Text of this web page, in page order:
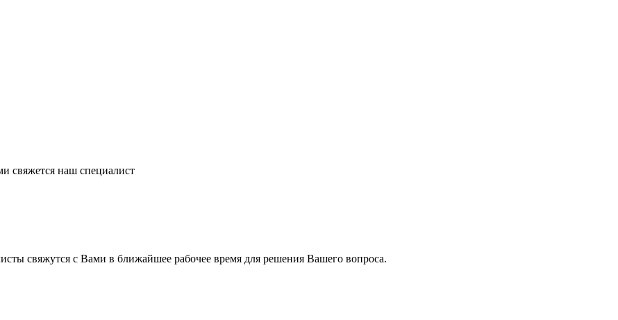
свяжется наш специалист
свяжутся с Вами в ближайшее рабочее время для решения Вашего вопроса.